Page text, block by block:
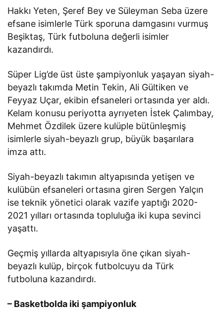
Hakkı Yeten, Şeref Bey ve Süleyman Seba üzere
efsane isimlerle Türk sporuna damgasını vurmuş
Beşiktaş, Türk futboluna değerli isimler
kazandırdı.
Süper Lig’de üst üste şampiyonluk yaşayan siyah-
beyazlı takımda Metin Tekin, Ali Gültiken ve
Feyyaz Uçar, ekibin efsaneleri ortasında yer aldı.
Kelam konusu periyotta ayrıyeten İstek Çalımbay,
Mehmet Özdilek üzere kulüple bütünleşmiş
isimlerle siyah-beyazlı grup, büyük başarılara
imza attı.
Siyah-beyazlı takımın altyapısında yetişen ve
kulübün efsaneleri ortasına giren Sergen Yalçın
ise teknik yönetici olarak vazife yaptığı 2020-
2021 yılları ortasında topluluğa iki kupa sevinci
yaşattı.
Geçmiş yıllarda altyapısıyla öne çıkan siyah-
beyazlı kulüp, birçok futbolcuyu da Türk
futboluna kazandırdı.
– Basketbolda iki şampiyonluk